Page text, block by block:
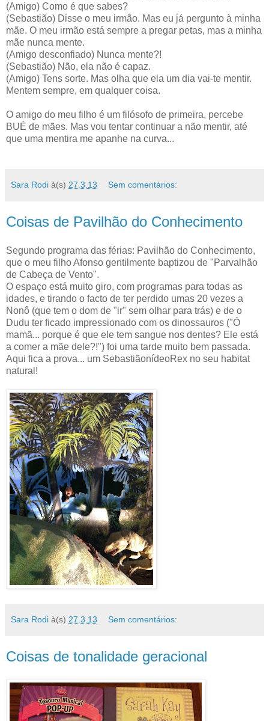
(Amigo) Como é que sabes?
(Sebastião) Disse o meu irmão. Mas eu já pergunto à minha
mãe. O meu irmão está sempre a pregar petas, mas a minha
mãe nunca mente.
(Amigo desconfiado) Nunca mente?!
(Sebastião) Não, ela não é capaz.
(Amigo) Tens sorte. Mas olha que ela um dia vai-te mentir.
Mentem sempre, em qualquer coisa.
O amigo do meu filho é um filósofo de primeira, percebe
BUÉ de mães. Mas vou tentar continuar a não mentir, até
que uma mentira me apanhe na curva...
Sara Rodi à(s) 27.3.13 Sem comentários:
Coisas de Pavilhão do Conhecimento
Segundo programa das férias: Pavilhão do Conhecimento,
que o meu filho Afonso gentilmente baptizou de "Parvalhão
de Cabeça de Vento".
O espaço está muito giro, com programas para todas as
idades, e tirando o facto de ter perdido umas 20 vezes a
Nonô (que tem o dom de "ir" sem olhar para trás) e de o
Dudu ter ficado impressionado com os dinossauros ("Ó
mamã... porque é que ele tem sangue nos dentes? Ele está
a comer a mãe dele?!") foi uma tarde muito bem passada.
Aqui fica a prova... um SebastiãonídeoRex no seu habitat
natural!
Sara Rodi à(s) 27.3.13 Sem comentários:
Coisas de tonalidade geracional